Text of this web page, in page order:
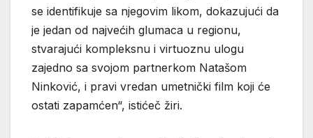
se identifikuje sa njegovim likom, dokazujući da
je jedan od najvećih glumaca u regionu,
stvarajući kompleksnu i virtuoznu ulogu
zajedno sa svojom partnerkom Natašom
Ninković, i pravi vredan umetnički film koji će
ostati zapamćen“, istićeč žiri.